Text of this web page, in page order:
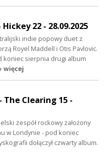
Hickey 22 - 28.09.2025
indie popowy duet z
Royel Maddell i Otis Pavlovic.
koniec sierpnia drugi album
więcej
The Clearing 15 -
zespół rockowy założony
w Londynie - pod koniec
dołączył czwarty album.